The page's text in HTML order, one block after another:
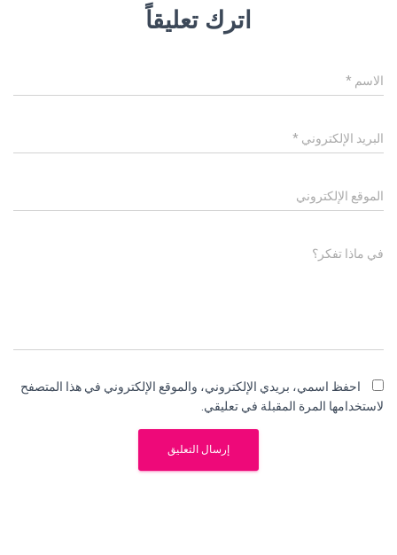
اترك تعليقاً
الاسم *
البريد الإلكتروني *
الموقع الإلكتروني
في ماذا تفكر؟
احفظ اسمي، بريدي الإلكتروني، والموقع الإلكتروني في هذا المتصفح
لاستخدامها المرة المقبلة في تعليقي.